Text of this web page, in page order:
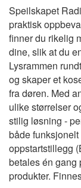
Speilskapet
praktisk
finner du rikelig
dine, slik at du
Lysrammen
og skaper et
fra døren. Med
ulike størrelser
stilig løsning -
både
oppstartstillegg
betales én gang
produkter.